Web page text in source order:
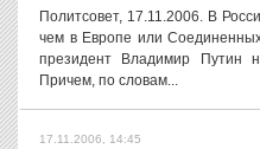
Политсовет, 17.11.2006. В
чем в Европе или
президент Владимир Путин
Причем, по словам...
17.11.2006, 14:45